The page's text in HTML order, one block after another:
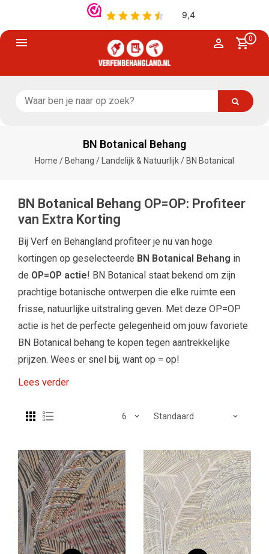
0
BN Botanical Behang
Home / Behang / Landelijk & Natuurlijk/ BN Botanical
BN Botanical Behang OP=OP: Profiteer
van Extra Korting
Bij Verf en Behangland profiteer je nu van hoge
kortingen op geselecteerde BN Botanical Behang in
de OP=OP actie! BN Botanical staat bekend om zijn
prachtige botanische ontwerpen die elke ruimte een
frisse, natuurlijke uitstraling geven. Met deze OP=OP
actie is het de perfecte gelegenheid om jouw favoriete
BN Botanical behang te kopen tegen aantrekkelijke
prijzen. Wees er snel bij, want op = op!
Lees verder